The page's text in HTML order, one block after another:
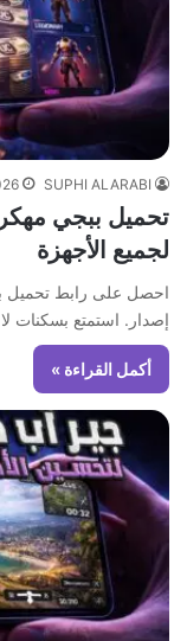
SUPHI ALARABI
لجميع الأجهزة
احصل على رابط
إصدار. استمتع بسكنات
أكمل القراءة »